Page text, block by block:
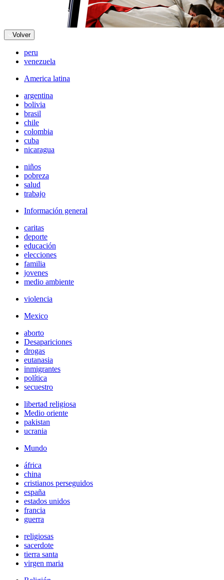
Volver
peru
venezuela
America latina
argentina
bolivia
brasil
chile
colombia
cuba
nicaragua
niños
pobreza
salud
trabajo
Información general
caritas
deporte
educación
elecciones
familia
jovenes
medio ambiente
violencia
Mexico
aborto
Desapariciones
drogas
eutanasia
inmigrantes
política
secuestro
libertad religiosa
Medio oriente
pakistan
ucrania
Mundo
áfrica
china
cristianos perseguidos
españa
estados unidos
francia
guerra
religiosas
sacerdote
tierra santa
virgen maria